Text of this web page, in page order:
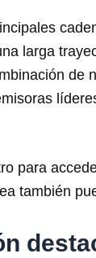
larga
de
para
también